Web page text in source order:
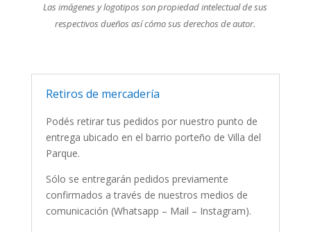
Las imágenes y logotipos son propiedad intelectual de sus
respectivos dueños así cómo sus derechos de autor.
Retiros de mercadería
Podés retirar tus pedidos por nuestro punto de
entrega ubicado en el barrio porteño de Villa del
Parque.
Sólo se entregarán pedidos previamente
confirmados a través de nuestros medios de
comunicación (Whatsapp – Mail – Instagram).